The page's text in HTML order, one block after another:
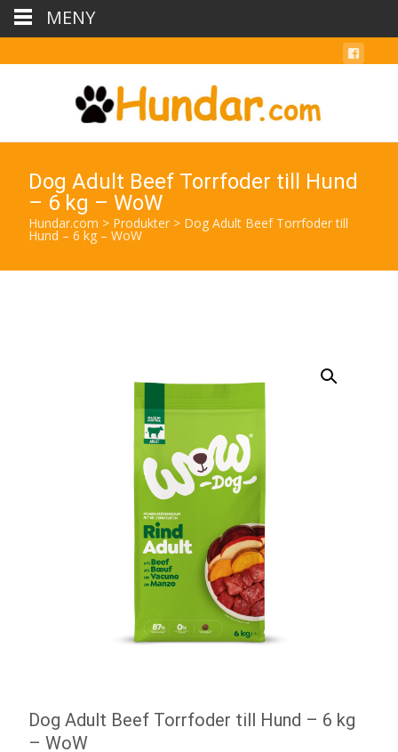
Dog Adult Beef Torrfoder till Hund
– 6 kg – WoW
Hundar.com > Produkter > Dog Adult Beef Torrfoder till
Hund – 6 kg – WoW
Dog Adult Beef Torrfoder till Hund – 6 kg
– WoW
MENY